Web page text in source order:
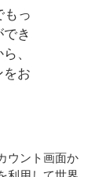
もっ
き
、
をお
ウント画面か